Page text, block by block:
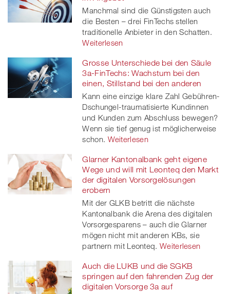
Manchmal sind die Günstigsten auch
die Besten – drei FinTechs stellen
traditionelle Anbieter in den Schatten.
Weiterlesen
Grosse Unterschiede bei den Säule
3a-FinTechs: Wachstum bei den
einen, Stillstand bei den anderen
Kann eine einzige klare Zahl Gebühren-
Dschungel-traumatisierte Kundinnen
und Kunden zum Abschluss bewegen?
Wenn sie tief genug ist möglicherweise
schon. Weiterlesen
Glarner Kantonalbank geht eigene
Wege und will mit Leonteq den Markt
der digitalen Vorsorgelösungen
erobern
Mit der GLKB betritt die nächste
Kantonalbank die Arena des digitalen
Vorsorgesparens – auch die Glarner
mögen nicht mit anderen KBs, sie
partnern mit Leonteq. Weiterlesen
Auch die LUKB und die SGKB
springen auf den fahrenden Zug der
digitalen Vorsorge 3a auf